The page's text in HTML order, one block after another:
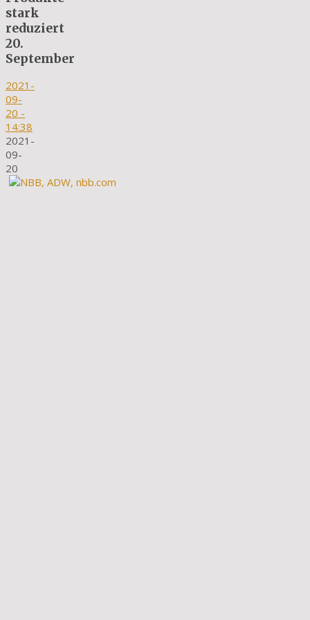
stark
reduziert
20.
September
2021-
09-
20 -
14:38
2021-
09-
20